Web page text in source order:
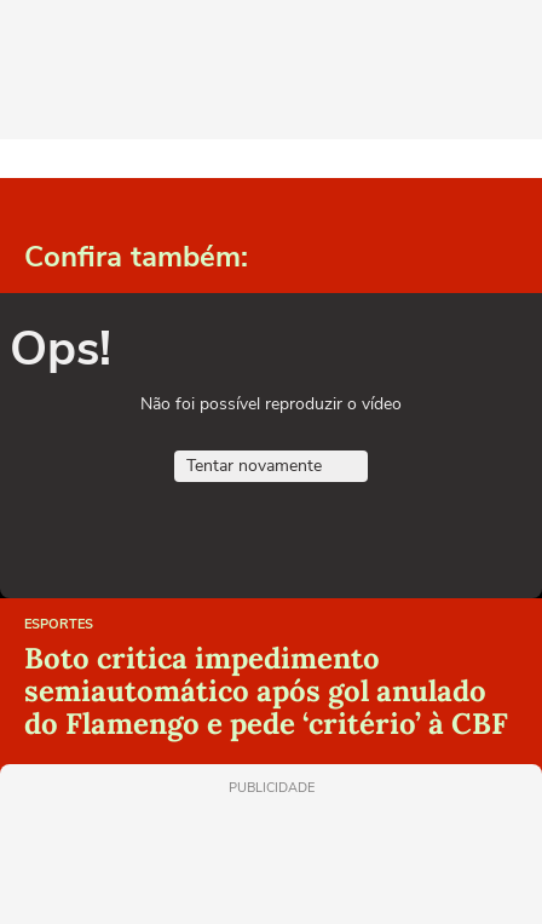
Confira também:
Ops!
Não foi possível reproduzir o vídeo
Tentar novamente
ESPORTES
Boto critica impedimento
semiautomático após gol anulado
do Flamengo e pede ‘critério’ à CBF
PUBLICIDADE